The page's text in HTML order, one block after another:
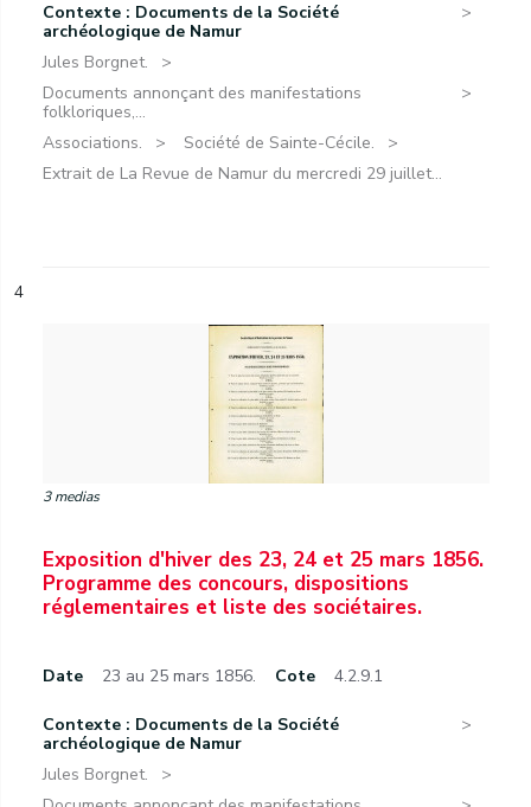
Contexte : Documents de la Société
archéologique de Namur
Jules Borgnet.
Documents annonçant des manifestations
folkloriques,...
Associations.
Société de Sainte-Cécile.
Extrait de La Revue de Namur du mercredi 29 juillet...
4
3 medias
Exposition d'hiver des 23, 24 et 25 mars 1856.
Programme des concours, dispositions
réglementaires et liste des sociétaires.
Date 23 au 25 mars 1856. Cote 4.2.9.1
Contexte : Documents de la Société
archéologique de Namur
Jules Borgnet.